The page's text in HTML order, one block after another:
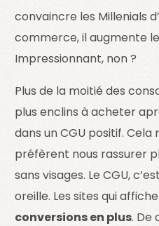
convaincre les Millenials
commerce, il augmente
Impressionnant, non ?
Plus de la moitié des
plus enclins à acheter
dans un CGU positif. Cela
préfèrent nous rassurer
sans visages. Le CGU,
oreille. Les sites qui
conversions en plus. De